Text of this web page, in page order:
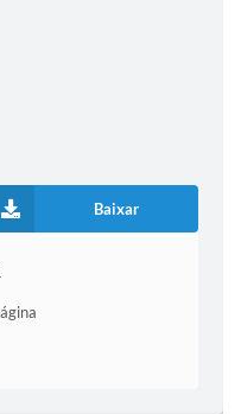
Baixar